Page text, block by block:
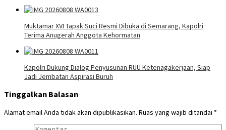
Muktamar XVI Tapak Suci Resmi Dibuka di Semarang, Kapolri
Terima Anugerah Anggota Kehormatan
Kapolri Dukung Dialog Penyusunan RUU Ketenagakerjaan, Siap
Jadi Jembatan Aspirasi Buruh
Tinggalkan Balasan
Alamat email Anda tidak akan dipublikasikan. Ruas yang wajib ditandai *